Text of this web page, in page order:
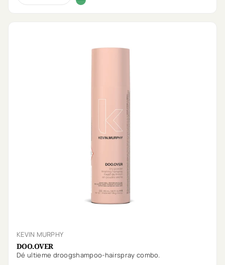
KEVIN MURPHY
DOO.OVER
Dé ultieme droogshampoo-hairspray combo.